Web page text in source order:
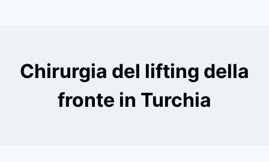
Chirurgia del lifting della
fronte in Turchia